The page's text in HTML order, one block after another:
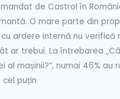
de Castrol în
O mare parte din
ardere internă nu verifică
ar trebui. La întrebarea
al mașinii?”, numai 46% au
puțin